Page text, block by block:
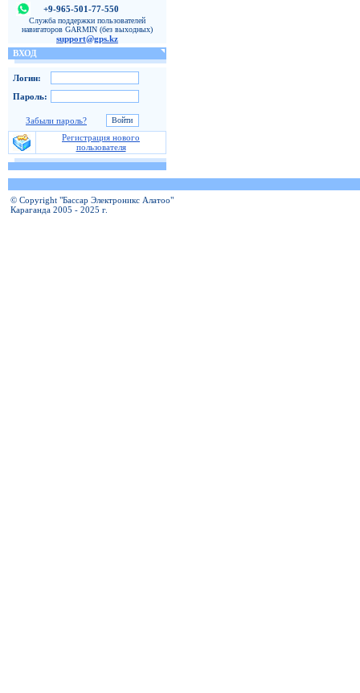
+9-965-501-77-550
Служба поддержки пользователей
навигаторов GARMIN (без выходных)
support@gps.kz
ВХОД
Логин:
Пароль:
Забыли пароль?
Регистрация нового
пользователя
© Copyright "Бассар Электроникс Алатоо"
Караганда 2005 - 2025 г.